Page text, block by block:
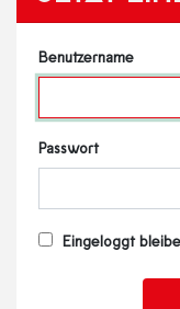
Benutzername
Passwort
Eingeloggt